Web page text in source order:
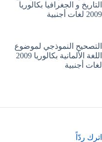
التاريخ و الجغرافيا بكالوريا
2009 لغات أجنبية
التصحيح النموذجي لموضوع
اللغة الألمانية بكالوريا 2009
لغات أجنبية
اترك ردّاً